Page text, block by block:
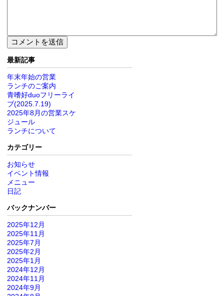
最新記事
年末年始の営業
ランチのご案内
青嗜好duoフリーライ
ブ(2025.7.19)
2025年8月の営業スケ
ジュール
ランチについて
カテゴリー
お知らせ
イベント情報
メニュー
日記
バックナンバー
2025年12月
2025年11月
2025年7月
2025年2月
2025年1月
2024年12月
2024年11月
2024年9月